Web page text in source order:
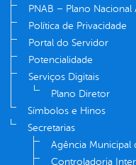
PNAB – Plano Nacional
Política de Privacidade
Portal do Servidor
Potencialidade
Serviços Digitais
Plano Diretor
Símbolos e Hinos
Secretarias
Agência Municipal
Controladoria